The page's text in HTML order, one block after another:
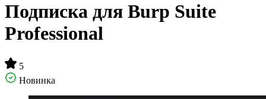
Подписка для Burp Suite
Professional
5
Новинка